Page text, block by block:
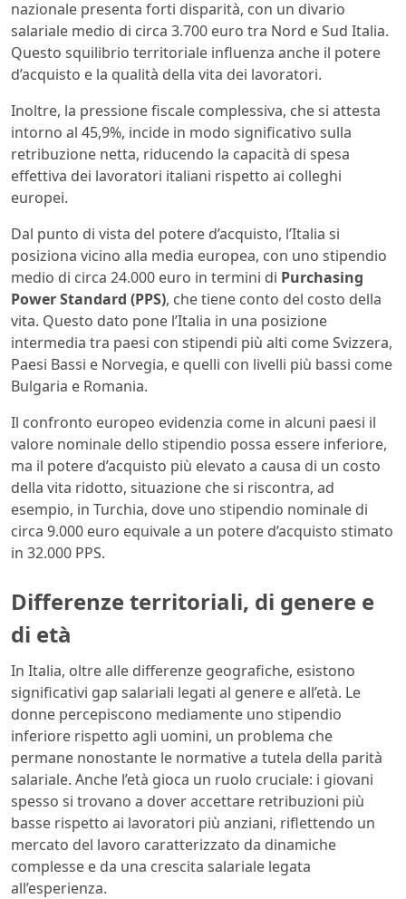
nazionale presenta forti disparità, con un divario
salariale medio di circa 3.700 euro tra Nord e Sud Italia.
Questo squilibrio territoriale influenza anche il potere
d’acquisto e la qualità della vita dei lavoratori.
Inoltre, la pressione fiscale complessiva, che si attesta
intorno al 45,9%, incide in modo significativo sulla
retribuzione netta, riducendo la capacità di spesa
effettiva dei lavoratori italiani rispetto ai colleghi
europei.
Dal punto di vista del potere d’acquisto, l’Italia si
posiziona vicino alla media europea, con uno stipendio
medio di circa 24.000 euro in termini di Purchasing
Power Standard (PPS), che tiene conto del costo della
vita. Questo dato pone l’Italia in una posizione
intermedia tra paesi con stipendi più alti come Svizzera,
Paesi Bassi e Norvegia, e quelli con livelli più bassi come
Bulgaria e Romania.
Il confronto europeo evidenzia come in alcuni paesi il
valore nominale dello stipendio possa essere inferiore,
ma il potere d’acquisto più elevato a causa di un costo
della vita ridotto, situazione che si riscontra, ad
esempio, in Turchia, dove uno stipendio nominale di
circa 9.000 euro equivale a un potere d’acquisto stimato
in 32.000 PPS.
Differenze territoriali, di genere e
di età
In Italia, oltre alle differenze geografiche, esistono
significativi gap salariali legati al genere e all’età. Le
donne percepiscono mediamente uno stipendio
inferiore rispetto agli uomini, un problema che
permane nonostante le normative a tutela della parità
salariale. Anche l’età gioca un ruolo cruciale: i giovani
spesso si trovano a dover accettare retribuzioni più
basse rispetto ai lavoratori più anziani, riflettendo un
mercato del lavoro caratterizzato da dinamiche
complesse e da una crescita salariale legata
all’esperienza.